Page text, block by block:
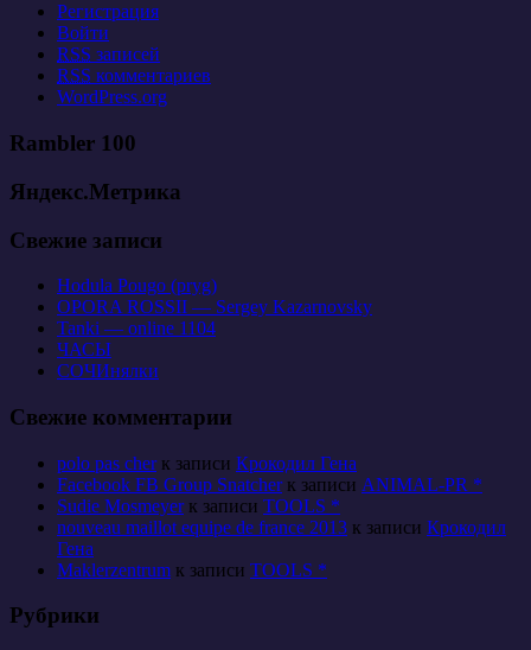
Регистрация
Войти
RSS записей
RSS комментариев
WordPress.org
Rambler 100
Яндекс.Метрика
Свежие записи
Hodula Pougo (pryg)
OPORA ROSSII — Sergey Kazarnovsky
Tanki — online 1104
ЧАСЫ
СОЧИнялки
Свежие комментарии
polo pas cherк записи Крокодил Гена
Facebook FB Group Snatcherк записи ANIMAL-PR *
Sudie Mosmeyerк записи TOOLS *
nouveau maillot equipe de france 2013 к записи Крокодил
Гена
Maklerzentrum к записи TOOLS *
Рубрики